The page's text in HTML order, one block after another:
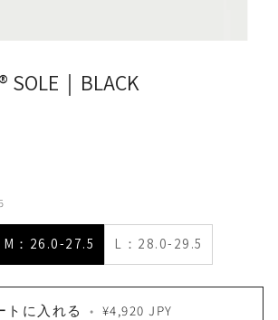
SOLE｜BLACK
M：26.0-27.5 L：28.0-29.5
トに入れる • ¥4,920 JPY